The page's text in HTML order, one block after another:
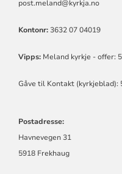
post.meland@kyrkja.no
Kontonr:3632 07 04019
Vipps:Meland kyrkje - offer:
Gåve til Kontakt (kyrkjeblad):
Postadresse:
Havnevegen 31
5918 Frekhaug